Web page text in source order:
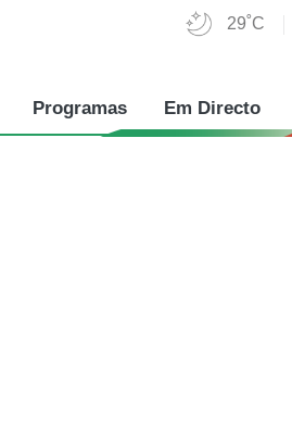
29˚C
Programas Em Directo